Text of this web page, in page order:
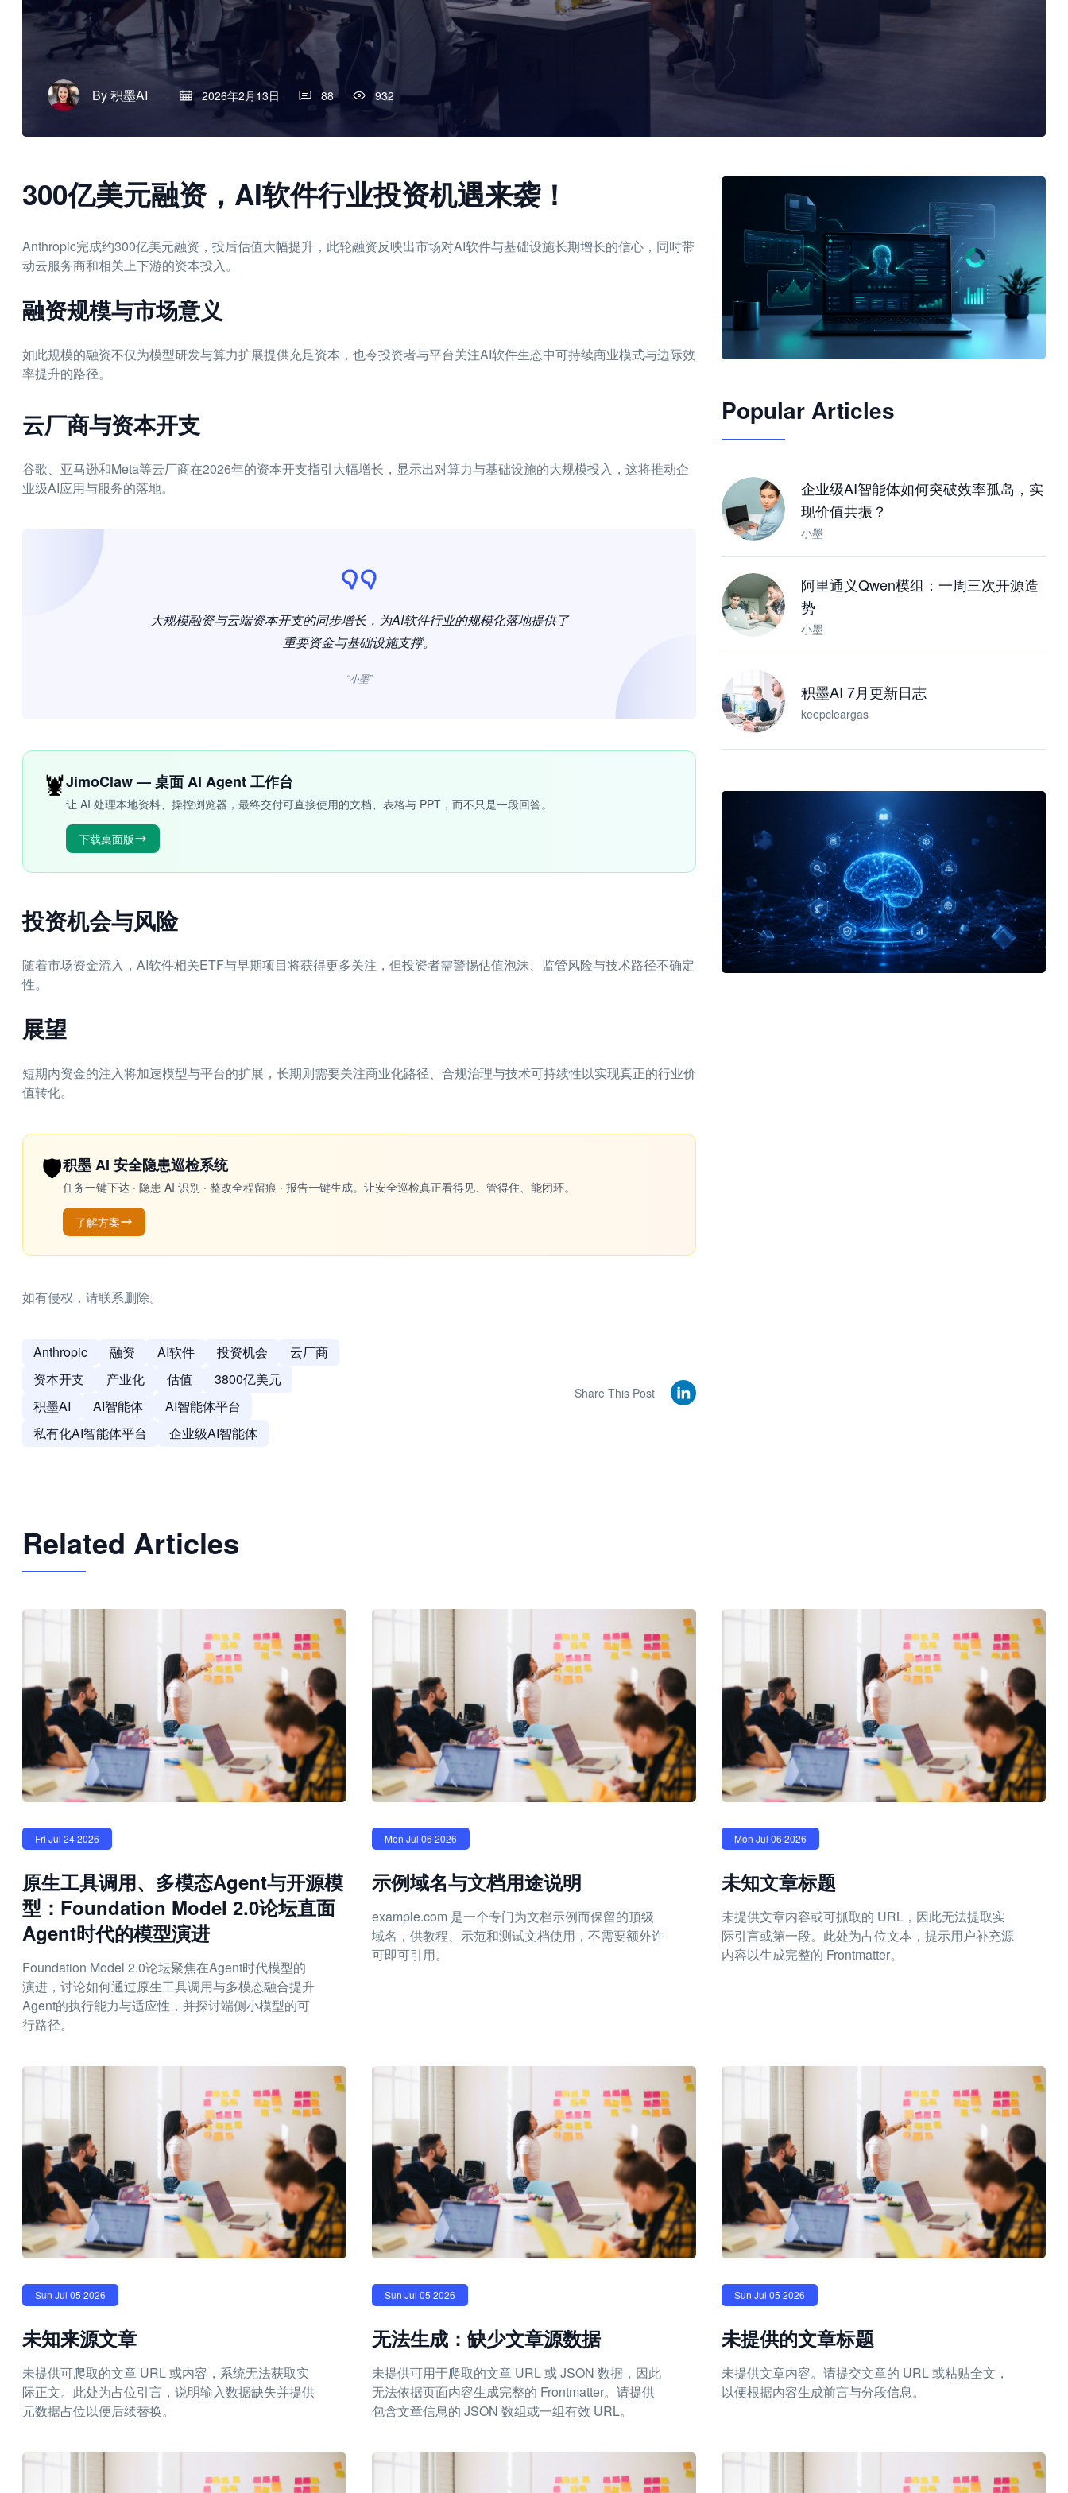
By积墨AI 2026年2月13日 88 932
300亿美元融资，AI软件行业投资机遇来袭！
Anthropic完成约300亿美元融资，投后估值大幅提升，此轮融资反映出市场对AI软件与基础设施长期增长的信心，同时带
动云服务商和相关上下游的资本投入。
融资规模与市场意义
如此规模的融资不仅为模型研发与算力扩展提供充足资本，也令投资者与平台关注AI软件生态中可持续商业模式与边际效
率提升的路径。
云厂商与资本开支
谷歌、亚马逊和Meta等云厂商在2026年的资本开支指引大幅增长，显示出对算力与基础设施的大规模投入，这将推动企
业级AI应用与服务的落地。
大规模融资与云端资本开支的同步增长，为AI软件行业的规模化落地提供了
重要资金与基础设施支撑。
“小墨”
🦞JimoClaw — 桌面 AI Agent 工作台
让 AI 处理本地资料、操控浏览器，最终交付可直接使用的文档、表格与 PPT，而不只是一段回答。
下载桌面版
投资机会与风险
随着市场资金流入，AI软件相关ETF与早期项目将获得更多关注，但投资者需警惕估值泡沫、监管风险与技术路径不确定
性。
展望
短期内资金的注入将加速模型与平台的扩展，长期则需要关注商业化路径、合规治理与技术可持续性以实现真正的行业价
值转化。
🛡️积墨 AI 安全隐患巡检系统
任务一键下达 · 隐患 AI 识别 · 整改全程留痕 · 报告一键生成。让安全巡检真正看得见、管得住、能闭环。
了解方案
如有侵权，请联系删除。
Anthropic 融资 AI软件 投资机会
云厂商
资本开支
产业化 估值
3800亿美元
积墨AI
AI智能体
AI智能体平台
私有化AI智能体平台
企业级AI智能体
Share This Post
JimoClaw 桌面 AI Agent 工作台
Popular Articles
企业级AI智能体如何突破效率孤岛，实
现价值共振？
小墨
阿里通义Qwen模组：一周三次开源造
势
小墨
积墨AI 7月更新日志
keepcleargas
Related Articles
Fri Jul 24 2026
原生工具调用、多模态Agent与开源模
型：Foundation Model 2.0论坛直面
Agent时代的模型演进
Foundation Model 2.0论坛聚焦在Agent时代模型的
演进，讨论如何通过原生工具调用与多模态融合提升
Agent的执行能力与适应性，并探讨端侧小模型的可
行路径。
Mon Jul 06 2026
示例域名与文档用途说明
example.com 是一个专门为文档示例而保留的顶级
域名，供教程、示范和测试文档使用，不需要额外许
可即可引用。
Mon Jul 06 2026
未知文章标题
未提供文章内容或可抓取的 URL，因此无法提取实
际引言或第一段。此处为占位文本，提示用户补充源
内容以生成完整的 Frontmatter。
Sun Jul 05 2026
未知来源文章
未提供可爬取的文章 URL 或内容，系统无法获取实
际正文。此处为占位引言，说明输入数据缺失并提供
元数据占位以便后续替换。
Sun Jul 05 2026
无法生成：缺少文章源数据
未提供可用于爬取的文章 URL 或 JSON 数据，因此
无法依据页面内容生成完整的 Frontmatter。请提供
包含文章信息的 JSON 数组或一组有效 URL。
Sun Jul 05 2026
未提供的文章标题
未提供文章内容。请提交文章的 URL 或粘贴全文，
以便根据内容生成前言与分段信息。